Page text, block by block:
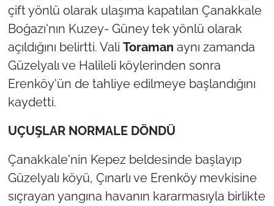
çift yönlü olarak ulaşıma kapatılan Çanakkale
Boğazı'nın Kuzey- Güney tek yönlü olarak
açıldığını belirtti. Vali Toraman aynı zamanda
Güzelyalı ve Halileli köylerinden sonra
Erenköy'ün de tahliye edilmeye başlandığını
kaydetti.
UÇUŞLAR NORMALE DÖNDÜ
Çanakkale'nin Kepez beldesinde başlayıp
Güzelyalı köyü, Çınarlı ve Erenköy mevkisine
sıçrayan yangına havanın kararmasıyla birlikte
Bilim Teknoloji
English News
Canlı Maç
Gündem-Eğitim